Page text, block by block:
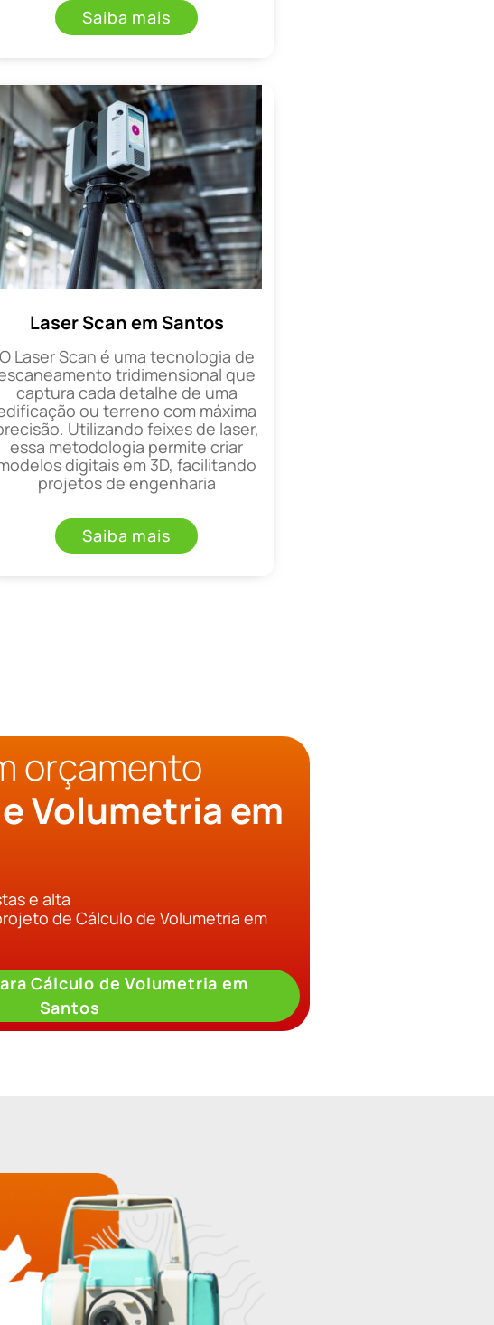
Saiba mais
Laser Scan em Santos
O Laser Scan é uma tecnologia de
tridimensional que
captura cada detalhe de uma
ou terreno com máxima
Utilizando feixes de laser,
essa metodologia permite criar
digitais em 3D, facilitando
projetos de engenharia
Saiba mais
orçamento
Volumetria em
e alta
de Cálculo de Volumetria em
Cálculo de Volumetria em
Santos